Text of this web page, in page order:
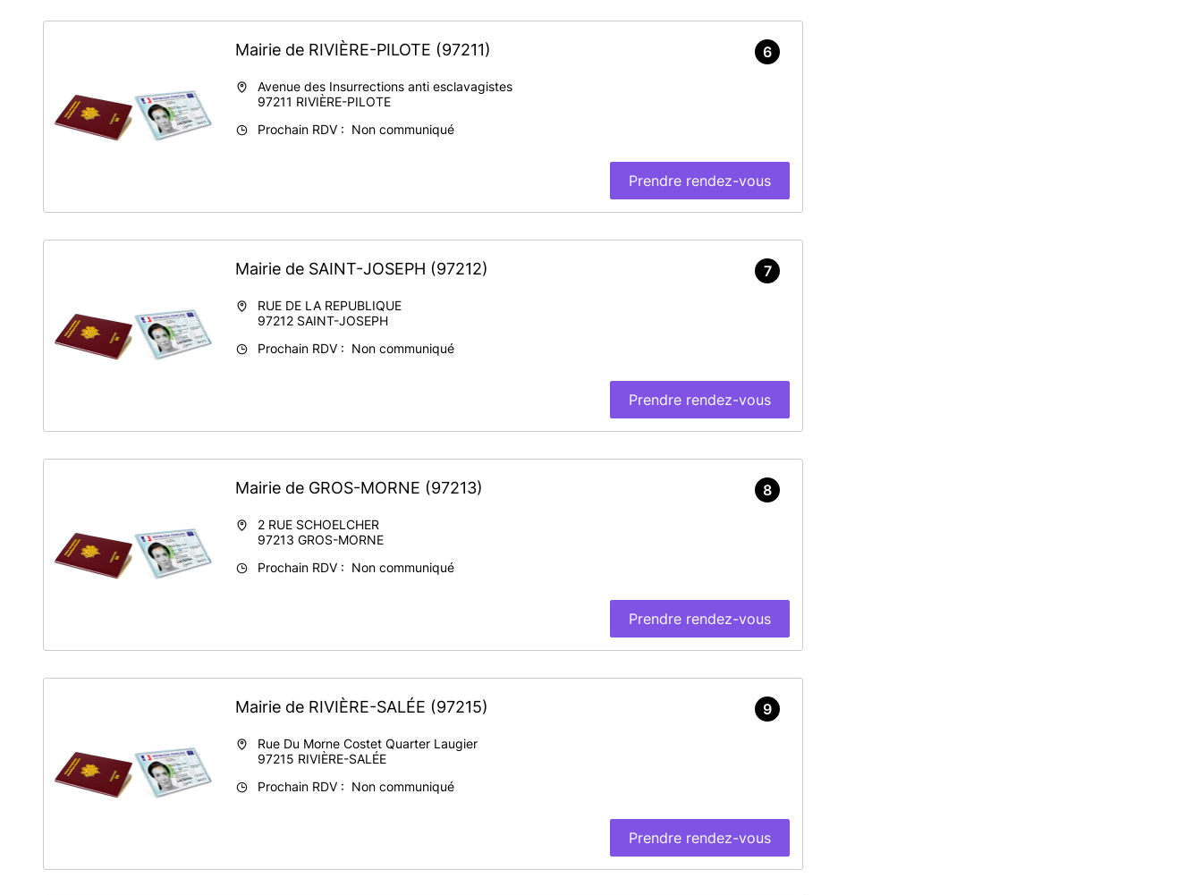
Mairie de RIVIÈRE-PILOTE (97211)
Avenue des Insurrections anti esclavagistes
97211 RIVIÈRE-PILOTE
Prochain RDV : Non communiqué
Prendre rendez-vous
6
Mairie de SAINT-JOSEPH (97212)
RUE DE LA REPUBLIQUE
97212 SAINT-JOSEPH
Prochain RDV : Non communiqué
Prendre rendez-vous
7
Mairie de GROS-MORNE (97213)
2 RUE SCHOELCHER
97213 GROS-MORNE
Prochain RDV : Non communiqué
Prendre rendez-vous
8
Mairie de RIVIÈRE-SALÉE (97215)
Rue Du Morne Costet Quarter Laugier
97215 RIVIÈRE-SALÉE
Prochain RDV : Non communiqué
Prendre rendez-vous
9